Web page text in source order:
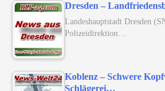
Dresden –
Landeshauptstadt Dresden
Polizeidirektion…
Koblenz – Schwere
Schlägerei…